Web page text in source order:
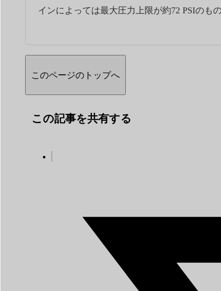
インによっては最大圧力上限が約72 PSIの
このページのトップへ
この記事を共有する